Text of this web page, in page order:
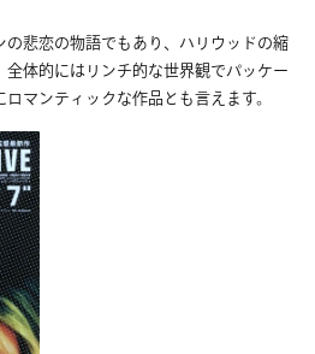
悲恋の物語でもあり、ハリウッドの縮
体的にはリンチ的な世界観でパッケー
マンティックな作品とも言えます。